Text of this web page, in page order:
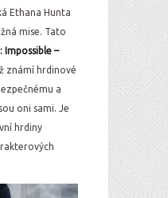
Ethana Hunta
mise. Tato
Impossible –
známí hrdinové
a
oni sami. Je
hrdiny